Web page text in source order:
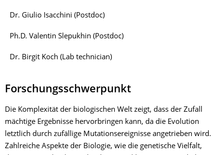
Dr. Giulio Isacchini (Postdoc)
Ph.D. Valentin Slepukhin (Postdoc)
Dr. Birgit Koch (Lab technician)
Forschungsschwerpunkt
Die Komplexität der biologischen Welt zeigt, dass der Zufall
mächtige Ergebnisse hervorbringen kann, da die Evolution
letztlich durch zufällige Mutationsereignisse angetrieben wird.
Zahlreiche Aspekte der Biologie, wie die genetische Vielfalt,